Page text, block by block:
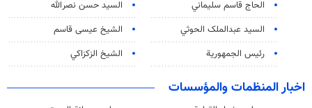
الحاج قاسم سليماني
السيد حسن نصرالله
السید عبدالملک الحوثي
الشيخ عيسى قاسم
رئيس الجمهورية
الشيخ الزكزاكي
اخبار المنظمات والمؤسسات